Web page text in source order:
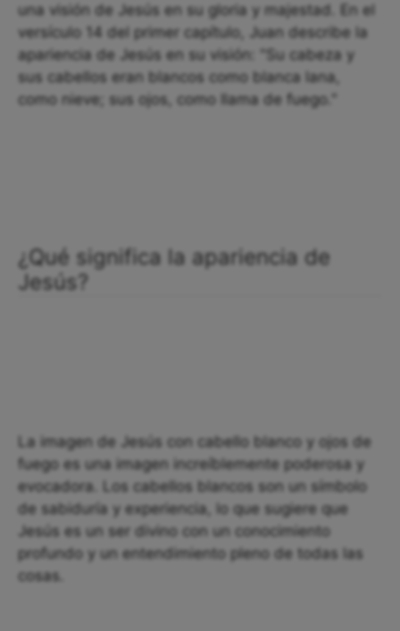
una visión de Jesús en su gloria y majestad. En el
versículo 14 del primer capítulo, Juan describe la
apariencia de Jesús en su visión: "Su cabeza y
sus cabellos eran blancos como blanca lana,
como nieve; sus ojos, como llama de fuego."
¿Qué significa la apariencia de
Jesús?
La imagen de Jesús con cabello blanco y ojos de
fuego es una imagen increíblemente poderosa y
evocadora. Los cabellos blancos son un símbolo
de sabiduría y experiencia, lo que sugiere que
Jesús es un ser divino con un conocimiento
profundo y un entendimiento pleno de todas las
cosas.